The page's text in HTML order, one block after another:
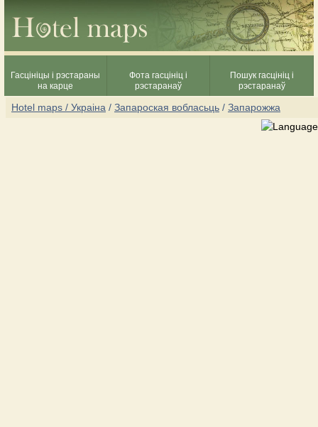
Гасцініцы і рэстараны
на карце
Фота гасцініц і
рэстаранаў
Пошук гасцініц і
рэстаранаў
Hotel maps / Украіна / Запароская вобласьць / Запарожжа